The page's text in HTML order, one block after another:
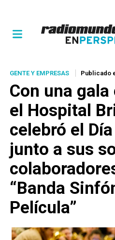
GENTE Y EMPRESAS Publicado
Con una
el Hospital
celebró el
junto a sus
“Banda
Película”